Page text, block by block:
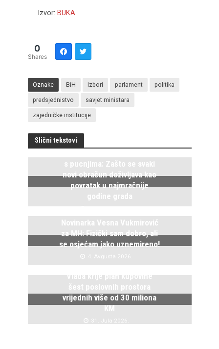
Izvor: BUKA
0
Shares
Oznake BiH Izbori parlament politika
predsjednistvo savjet ministara
zajedničke institucije
Slični tekstovi
s pucnjima: Zašto se svaki
novi obračun doživljava kao
povratak u najmračnije
godine grada
5. Avgusta 2026.
Novinarka Vesna Vukmirović
za MH: Fizički sam dobro, ali
se osjećam jako uznemireno!
4. Avgusta 2026.
Vlada krije plan kupovine
šest poslovnih prostora
vrijednih više od 30 miliona
KM
31. Jula 2026.